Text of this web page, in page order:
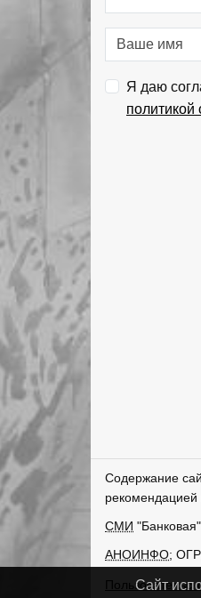
Я даю
Содержание
СМИ
АНОИНФО;
Сайт